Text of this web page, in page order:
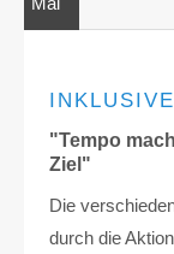
"Tempo
Ziel"
Die
durch die